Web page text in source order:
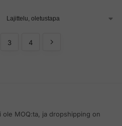
3 4
ole MOQ:ta, ja dropshipping on